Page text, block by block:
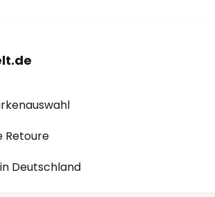
Retoure
Deutschland